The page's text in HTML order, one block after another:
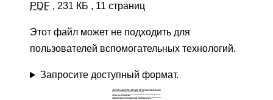
PDF , 231 КБ , 11 страниц
Этот файл может не подходить для
пользователей вспомогательных технологий.
Запросите доступный формат.